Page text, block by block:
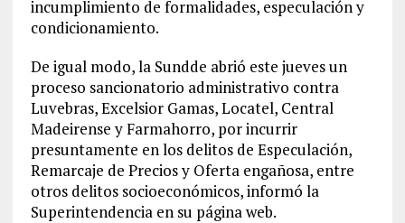
incumplimiento de formalidades, especulación y
condicionamiento.
De igual modo, la Sundde abrió este jueves un
proceso sancionatorio administrativo contra
Luvebras, Excelsior Gamas, Locatel, Central
Madeirense y Farmahorro, por incurrir
presuntamente en los delitos de Especulación,
Remarcaje de Precios y Oferta engañosa, entre
otros delitos socioeconómicos, informó la
Superintendencia en su página web.